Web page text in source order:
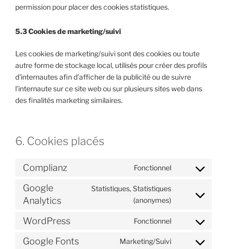
permission pour placer des cookies statistiques.
5.3 Cookies de marketing/suivi
Les cookies de marketing/suivi sont des cookies ou toute
autre forme de stockage local, utilisés pour créer des profils
d’internautes afin d’afficher de la publicité ou de suivre
l’internaute sur ce site web ou sur plusieurs sites web dans
des finalités marketing similaires.
6. Cookies placés
Complianz Fonctionnel
Consent
service
Google
Analytics
Statistiques, Statistiques
(anonymes)
Consent
service
analytics
WordPress Fonctionnel
Consent
Google Fonts Marketing/Suivi Consent